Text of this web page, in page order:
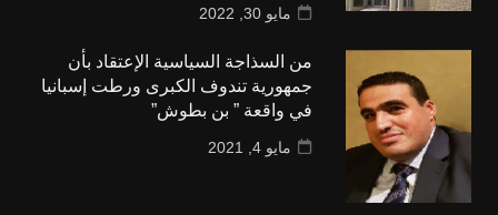
مايو 30, 2022
من السذاجة السياسية الإعتقاد بأن
جمهورية تندوف الكبرى ورطت إسبانيا
في واقعة ” بن بطوش”
مايو 4, 2021